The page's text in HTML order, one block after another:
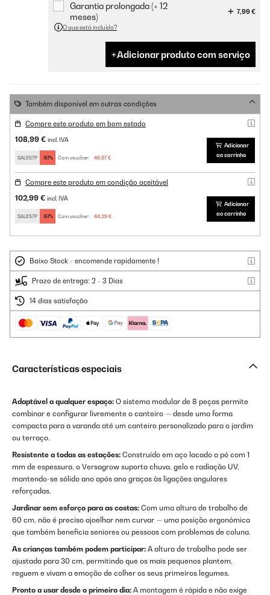
Garantia prolongada (+ 12
meses)
7,99 €
O que está incluído?
Adicionar produto com serviço
Também disponível em outras condições
Compre este produto em bom estado
108,99 € incl. IVA
SALE57P -57% Com voucher: 46,87 €
Adicionar
ao carrinho
Compre este produto em condição aceitável
102,99 € incl. IVA
SALE57P -57% Com voucher: 44,29 €
Adicionar
ao carrinho
Baixo Stock - encomende rapidamente !
Prazo de entrega: 2 - 3 Dias
14 dias satisfação
Características especiais
Adaptável a qualquer espaço: O sistema modular de 8 peças permite
combinar e configurar livremente o canteiro — desde uma forma
compacta para a varanda até um canteiro personalizado para o jardim
ou terraço.
Resistente a todas as estações: Construído em aço lacado a pó com 1
mm de espessura, o Versagrow suporta chuva, gelo e radiação UV,
mantendo-se sólido ano após ano graças às ligações angulares
reforçadas.
Jardinar sem esforço para as costas: Com uma altura de trabalho de
60 cm, não é preciso ajoelhar nem curvar — uma posição ergonómica
que também beneficia seniores ou pessoas com problemas de coluna.
As crianças também podem participar: A altura de trabalho pode ser
ajustada para 30 cm, permitindo que os mais pequenos plantem,
reguem e vivam a emoção de colher os seus primeiros legumes.
Pronto a usar desde o primeiro dia: A montagem é rápida e não exige